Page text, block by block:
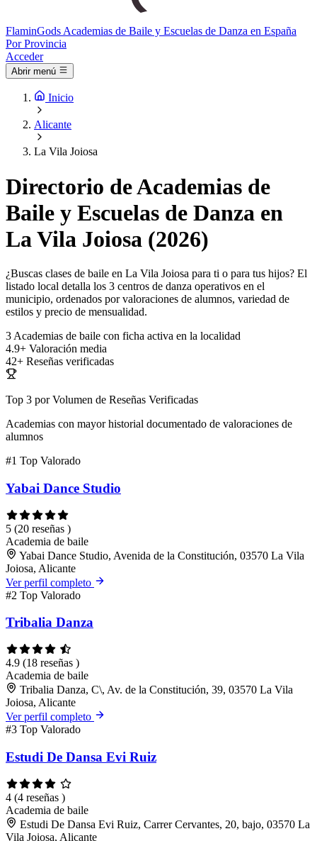
FlaminGods Academias de Baile y Escuelas de Danza en España
Por Provincia
Acceder
Abrir menú
Inicio
Alicante
La Vila Joiosa
Directorio de Academias de
Baile y Escuelas de Danza en
La Vila Joiosa (2026)
¿Buscas clases de baile en La Vila Joiosa para ti o para tus hijos? El
listado local detalla los 3 centros de danza operativos en el
municipio, ordenados por valoraciones de alumnos, variedad de
estilos y precio de mensualidad.
3 Academias de baile con ficha activa en la localidad
4.9+ Valoración media
42+ Reseñas verificadas
Top 3 por Volumen de Reseñas Verificadas
Academias con mayor historial documentado de valoraciones de
alumnos
#1 Top Valorado
Yabai Dance Studio
5 (20 reseñas )
Academia de baile
Yabai Dance Studio, Avenida de la Constitución, 03570 La Vila
Joiosa, Alicante
Ver perfil completo
#2 Top Valorado
Tribalia Danza
4.9 (18 reseñas )
Academia de baile
Tribalia Danza, C\, Av. de la Constitución, 39, 03570 La Vila
Joiosa, Alicante
Ver perfil completo
#3 Top Valorado
Estudi De Dansa Evi Ruiz
4 (4 reseñas )
Academia de baile
Estudi De Dansa Evi Ruiz, Carrer Cervantes, 20, bajo, 03570 La
Vila Joiosa, Alicante